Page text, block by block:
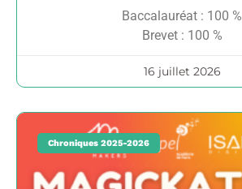
Baccalauréat : 100 %
Brevet : 100 %
16 juillet 2026
Chroniques 2025-2026